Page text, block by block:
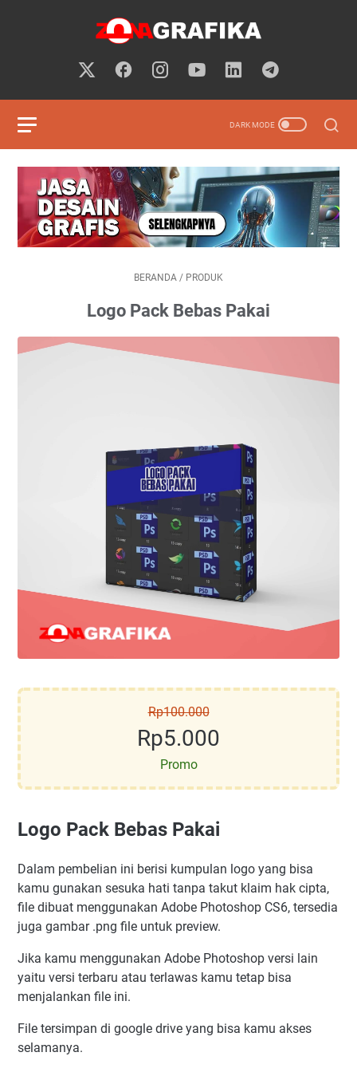
BERANDA / PRODUK
Logo Pack Bebas Pakai
Rp100.000
Rp5.000
Promo
Logo Pack Bebas Pakai
Dalam pembelian ini berisi kumpulan logo yang bisa
kamu gunakan sesuka hati tanpa takut klaim hak cipta,
file dibuat menggunakan Adobe Photoshop CS6, tersedia
juga gambar .png file untuk preview.
Jika kamu menggunakan Adobe Photoshop versi lain
yaitu versi terbaru atau terlawas kamu tetap bisa
menjalankan file ini.
File tersimpan di google drive yang bisa kamu akses
selamanya.